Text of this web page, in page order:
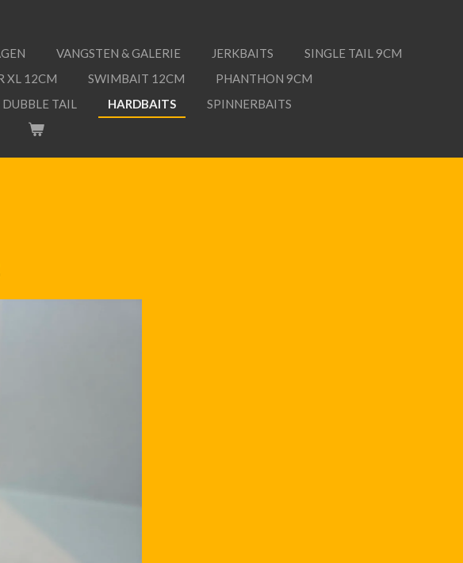
VANGSTEN & GALERIE JERKBAITS
SINGLE TAIL 9CM
XL 12CM SWIMBAIT 12CM
PHANTHON 9CM
TAIL HARDBAITS
SPINNERBAITS